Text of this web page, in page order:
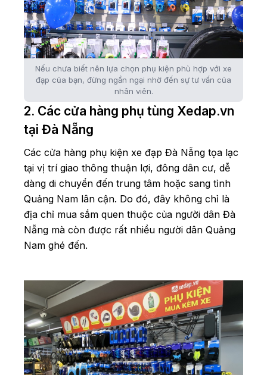
Nếu chưa biết nên lựa chọn phụ kiện phù hợp với xe
đạp của bạn, đừng ngần ngại nhờ đến sự tư vấn của
nhân viên.
2. Các cửa hàng phụ tùng Xedap.vn
tại Đà Nẵng
Các cửa hàng phụ kiện xe đạp Đà Nẵng tọa lạc
tại vị trí giao thông thuận lợi, đông dân cư, dễ
dàng di chuyển đến trung tâm hoặc sang tỉnh
Quảng Nam lân cận. Do đó, đây không chỉ là
địa chỉ mua sắm quen thuộc của người dân Đà
Nẵng mà còn được rất nhiều người dân Quảng
Nam ghé đến.